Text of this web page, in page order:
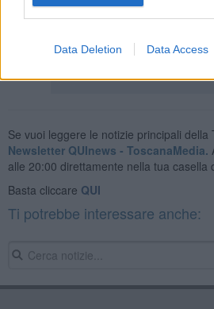
Data Deletion Data Access
Se vuoi leggere le notizie principali della
Newsletter QUInews - ToscanaMedia.
alle 20:00 direttamente nella tua casella
Basta cliccare QUI
Ti potrebbe interessare anche: